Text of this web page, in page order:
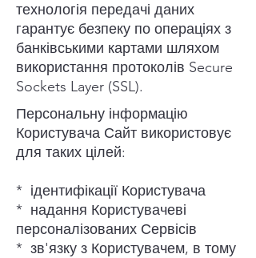
технологія передачі даних
гарантує безпеку по операціях з
банківськими картами шляхом
використання протоколів Secure
Sockets Layer (SSL).
Персональну інформацію
Користувача Сайт використовує
для таких цілей:
* ідентифікації Користувача
* надання Користувачеві
персоналізованих Сервісів
* зв'язку з Користувачем, в тому